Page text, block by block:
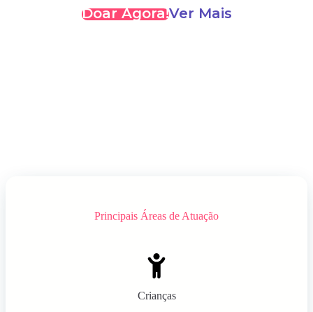
Doar Agora!Ver Mais
Principais Áreas de Atuação
Crianças